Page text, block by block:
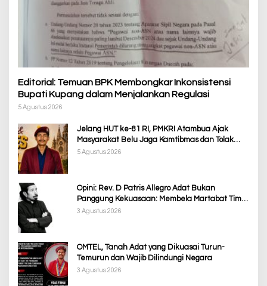
Editorial: Temuan BPK Membongkar Inkonsistensi
Bupati Kupang dalam Menjalankan Regulasi
5 Agustus 2026
Jelang HUT ke-81 RI, PMKRI Atambua Ajak
Masyarakat Belu Jaga Kamtibmas dan Tolak
Provokasi
5 Agustus 2026
Opini: Rev. D Patris Allegro Adat Bukan
Panggung Kekuasaan: Membela Martabat Timor
dari Politik Simbolik
3 Agustus 2026
OMTEL, Tanah Adat yang Dikuasai Turun-
Temurun dan Wajib Dilindungi Negara
3 Agustus 2026